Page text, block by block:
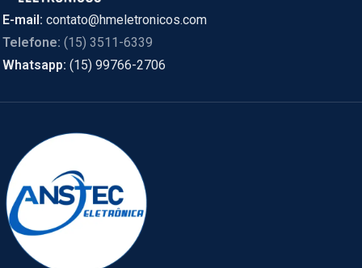
E-mail: contato@hmeletronicos.com
Telefone: (15) 3511-6339
Whatsapp: (15) 99766-2706